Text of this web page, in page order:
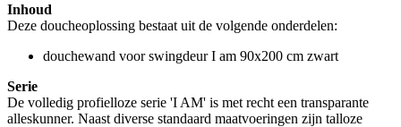
Inhoud
Deze doucheoplossing bestaat uit de volgende onderdelen:
douchewand voor swingdeur I am 90x200 cm zwart
Serie
De volledig profielloze serie 'I AM' is met recht een transparante
alleskunner. Naast diverse standaard maatvoeringen zijn talloze